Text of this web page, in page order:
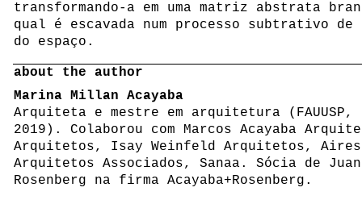
transformando-a em uma matriz abstrata
qual é escavada num processo subtrativo de
do espaço.
about the author
Marina Millan Acayaba
Arquiteta e mestre em arquitetura (FAUUSP,
2019). Colaborou com Marcos Acayaba
Arquitetos, Isay Weinfeld Arquitetos, Aires
Arquitetos Associados, Sanaa. Sócia de
Rosenberg na firma Acayaba+Rosenberg.